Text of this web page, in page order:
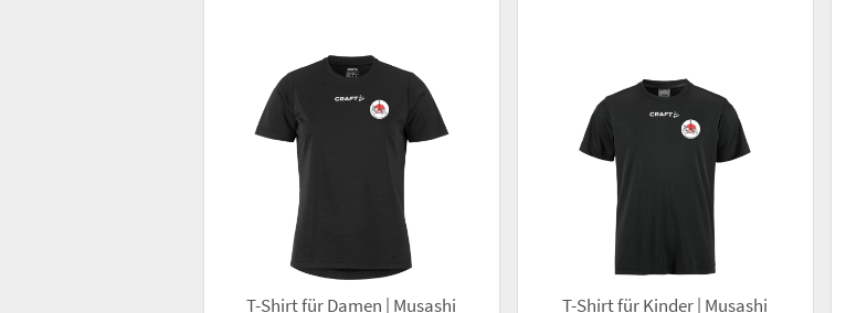
T-Shirt für Damen | Musashi
T-Shirt für Kinder | Musashi